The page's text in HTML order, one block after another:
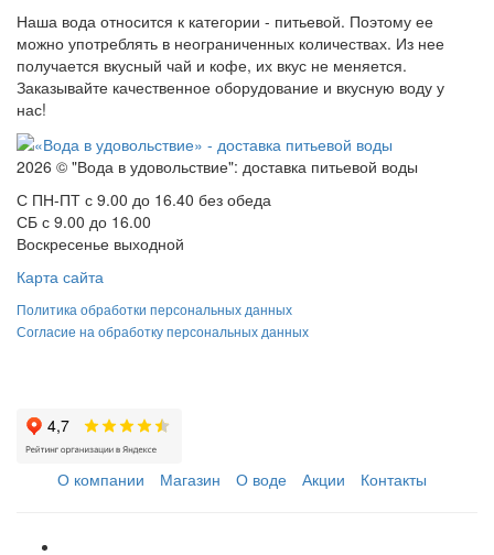
Наша вода относится к категории - питьевой. Поэтому ее
можно употреблять в неограниченных количествах. Из нее
получается вкусный чай и кофе, их вкус не меняется.
Заказывайте качественное оборудование и вкусную воду у
нас!
2026 © "Вода в удовольствие": доставка питьевой воды
С ПН-ПТ с 9.00 до 16.40 без обеда
СБ с 9.00 до 16.00
Воскресенье выходной
Карта сайта
Политика обработки персональных данных
Согласие на обработку персональных данных
О компании Магазин О воде Акции Контакты